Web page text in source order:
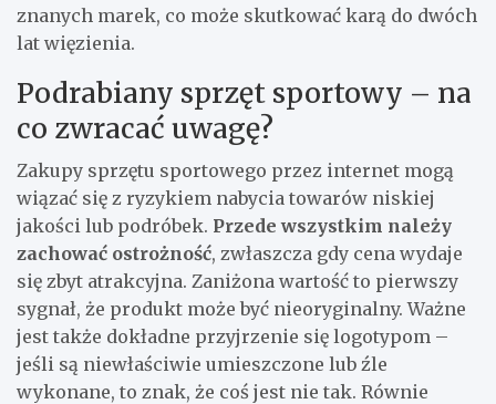
znanych marek, co może skutkować karą do dwóch
lat więzienia.
Podrabiany sprzęt sportowy – na
co zwracać uwagę?
Zakupy sprzętu sportowego przez internet mogą
wiązać się z ryzykiem nabycia towarów niskiej
jakości lub podróbek. Przede wszystkim należy
zachować ostrożność, zwłaszcza gdy cena wydaje
się zbyt atrakcyjna. Zaniżona wartość to pierwszy
sygnał, że produkt może być nieoryginalny. Ważne
jest także dokładne przyjrzenie się logotypom –
jeśli są niewłaściwie umieszczone lub źle
wykonane, to znak, że coś jest nie tak. Równie